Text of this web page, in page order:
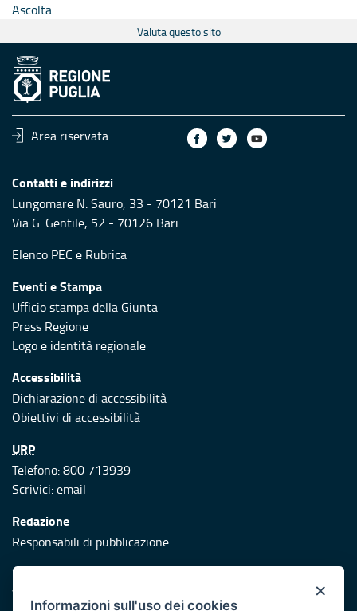
Ascolta
Valuta questo sito
Area riservata
Contatti e indirizzi
Lungomare N. Sauro, 33 - 70121 Bari
Via G. Gentile, 52 - 70126 Bari
Elenco PEC e Rubrica
Eventi e Stampa
Ufficio stampa della Giunta
Press Regione
Logo e identità regionale
Accessibilità
Dichiarazione di accessibilità
Obiettivi di accessibilità
URP
Telefono: 800 713939
Scrivici:email
Redazione
Responsabili di pubblicazione
Protezione civile
Vai al sito di Protezione Civile Puglia ×
Informazioni sull'uso dei cookies